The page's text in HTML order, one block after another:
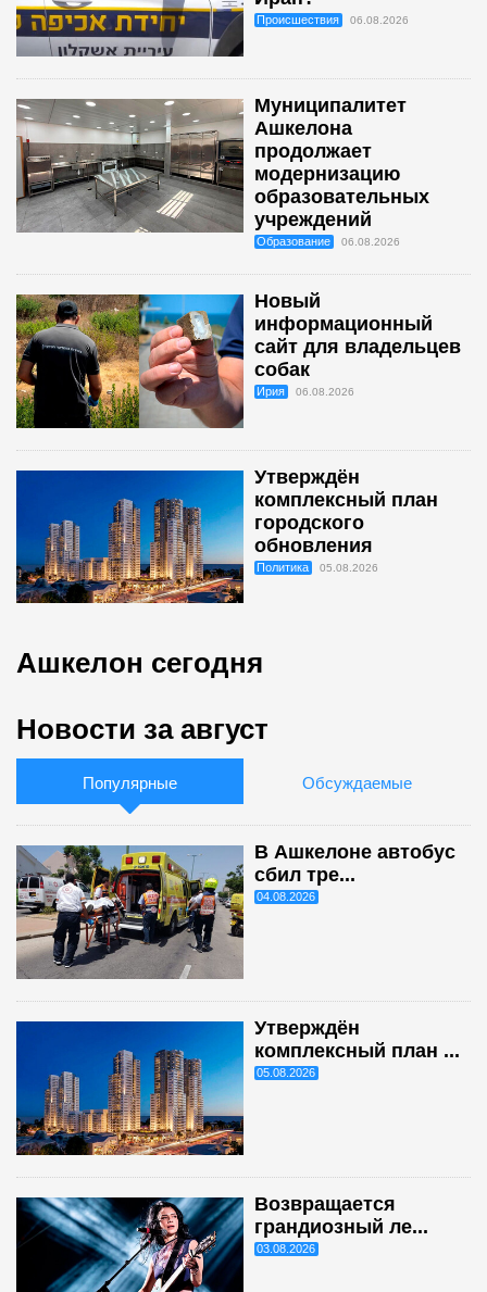
Происшествия 06.08.2026
Муниципалитет
Ашкелона
продолжает
модернизацию
образовательных
учреждений
Образование 06.08.2026
Новый
информационный
сайт для владельцев
собак
Ирия 06.08.2026
Утверждён
комплексный план
городского
обновления
Политика 05.08.2026
Ашкелон сегодня
Новости за август
Популярные Обсуждаемые
В Ашкелоне автобус
сбил тре...
04.08.2026
Утверждён
комплексный план ...
05.08.2026
Возвращается
грандиозный ле...
03.08.2026